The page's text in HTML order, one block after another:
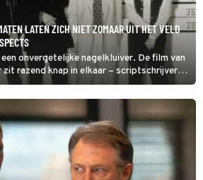
LATEN ZICH NIET ZOMAAR UIT HET VELD
onvergetelijke nagelkluiver. De film van
zit razend knap in elkaar – scriptschrijver
een Oscar mee. Ook Kevin Spacey
rol.